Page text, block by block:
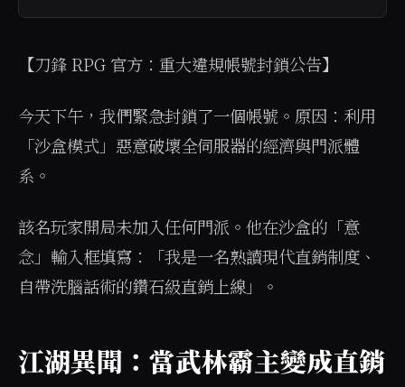
【刀鋒 RPG 官方：重大違規帳號封鎖公告】
今天下午，我們緊急封鎖了一個帳號。原因：利用
「沙盒模式」惡意破壞全伺服器的經濟與門派體
系。
該名玩家開局未加入任何門派。他在沙盒的「意
念」輸入框填寫：「我是一名熟讀現代直銷制度、
自帶洗腦話術的鑽石級直銷上線」。
江湖異聞：當武林霸主變成直銷